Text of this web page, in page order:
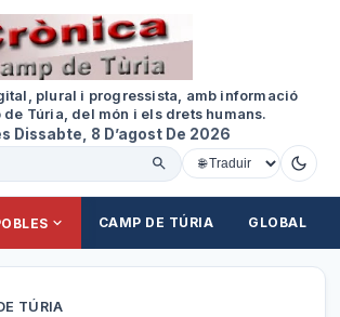
plural i progressista, amb informació
de Túria, del món i els drets humans.
Dissabte, 8 D’agost De 2026
CAMP DE TÚRIA GLOBAL
TÚRIA